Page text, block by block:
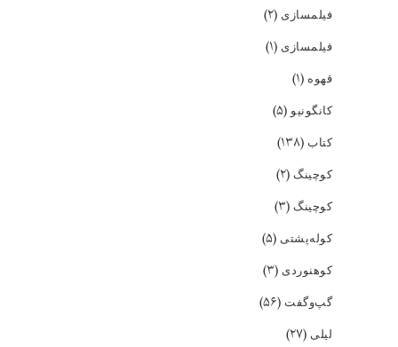
فیلمسازی (۲)
فیلمسازی (۱)
قهوه (۱)
کانگونیو(۵)
کتاب (۱۳۸)
کوچینگ (۲)
کوچینگ (۳)
کوله‌پشتی (۵)
کوهنوردی (۳)
گپ‌و‌گفت (۵۶)
لیلی (۲۷)